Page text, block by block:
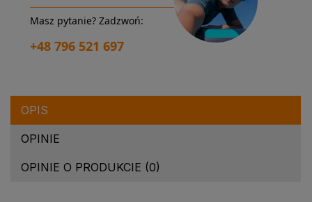
Masz pytanie? Zadzwoń:
+48 796 521 697
OPIS
OPINIE
OPINIE O PRODUKCIE (0)